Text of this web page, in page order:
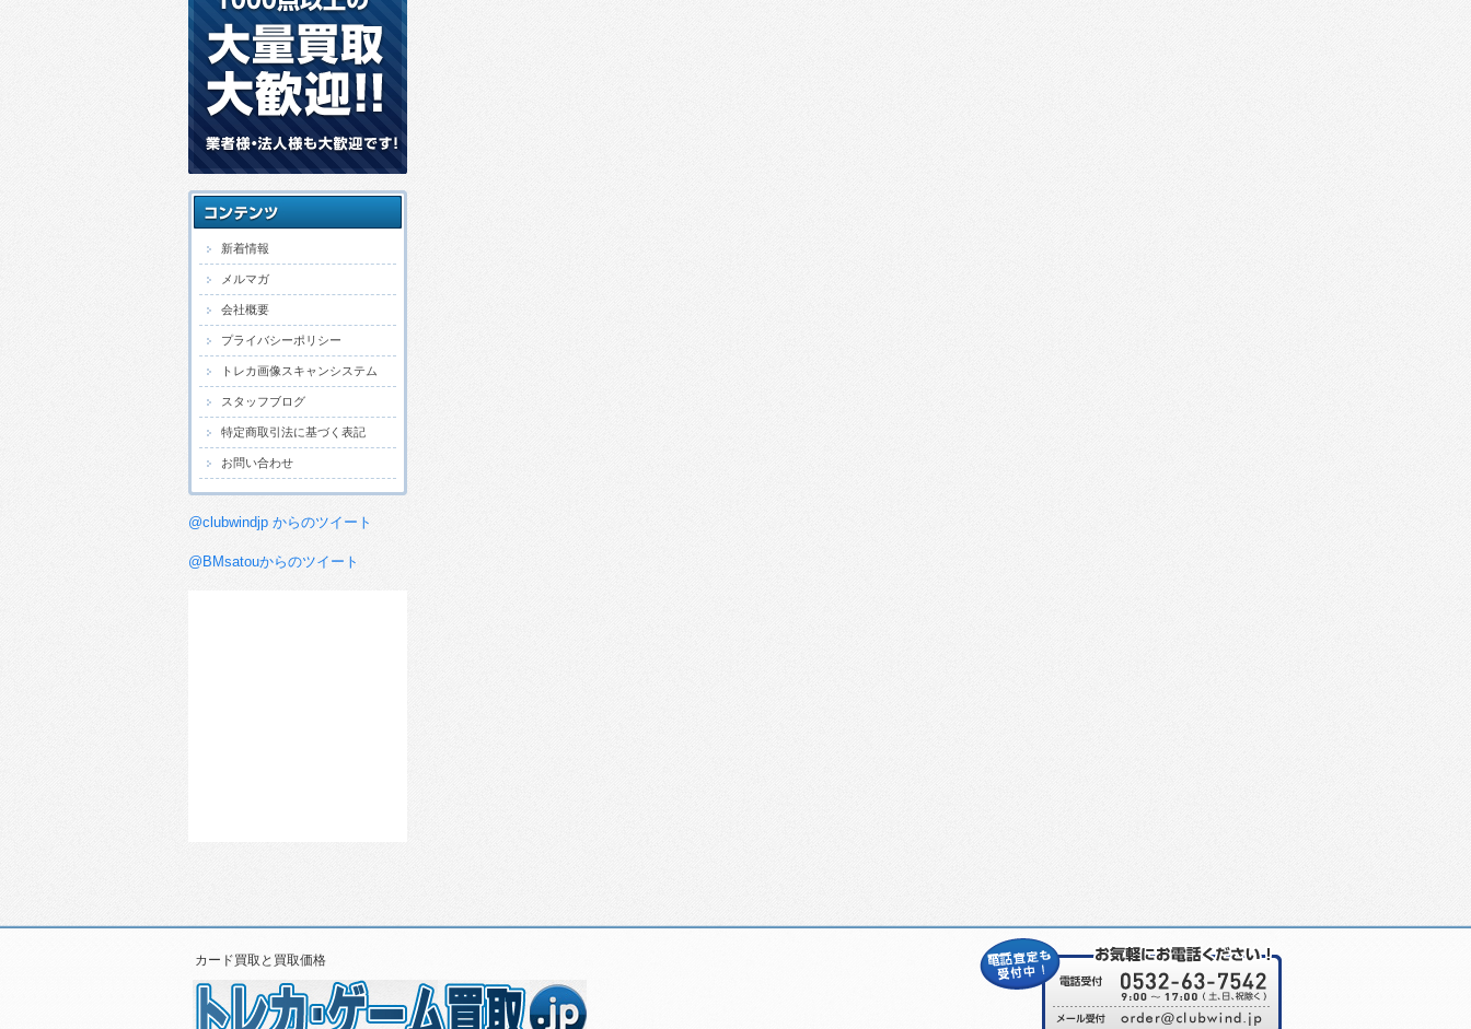
新着情報
メルマガ
会社概要
プライバシーポリシー
トレカ画像スキャンシステム
スタッフブログ
特定商取引法に基づく表記
お問い合わせ
@clubwindjp からのツイート
@BMsatouからのツイート
カード買取と買取価格